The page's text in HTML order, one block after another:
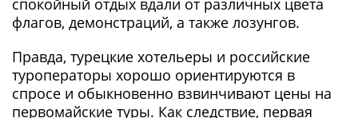
спокойный отдых вдали от различных цвета
флагов, демонстраций, а также лозунгов.
Правда, турецкие хотельеры и российские
туроператоры хорошо ориентируются в
спросе и обыкновенно взвинчивают цены на
первомайские туры. Как следствие, первая